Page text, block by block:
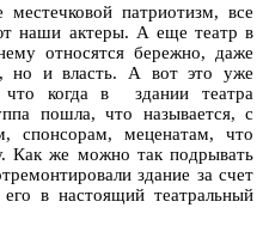
патриотизм, все
наши актеры. А еще театр в
относятся бережно, даже
но и власть. А вот это уже
что когда в здании театра
пошла, что называется, с
спонсорам, меценатам, что
Как же можно так подрывать
здание за счет
в настоящий театральный